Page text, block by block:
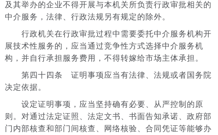
及其举办的企业不得开展与本机关所负责行政审批相关的
中介服务，法律、行政法规另有规定的除外。
行政机关在行政审批过程中需要委托中介服务机构开
展技术性服务的，应当通过竞争性方式选择中介服务机
构，并自行承担服务费用，不得转嫁给市场主体承担。
第四十四条 证明事项应当有法律、法规或者国务院
决定依据。
设定证明事项，应当坚持确有必要、从严控制的原
则。对通过法定证照、法定文书、书面告知承诺、政府部
门内部核查和部门间核查、网络核验、合同凭证等能够办